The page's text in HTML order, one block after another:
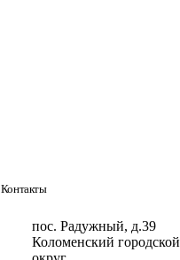
Контакты
пос. Радужный, д.39
Коломенский городской